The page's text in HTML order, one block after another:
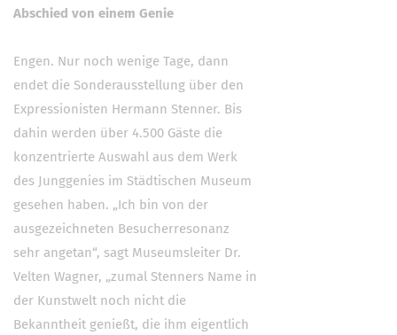
Abschied von einem Genie
Engen. Nur noch wenige Tage, dann
endet die Sonderausstellung über den
Expressionisten Hermann Stenner. Bis
dahin werden über 4.500 Gäste die
konzentrierte Auswahl aus dem Werk
des Junggenies im Städtischen Museum
gesehen haben. „Ich bin von der
ausgezeichneten Besucherresonanz
sehr angetan“, sagt Museumsleiter Dr.
Velten Wagner, „zumal Stenners Name in
der Kunstwelt noch nicht die
Bekanntheit genießt, die ihm eigentlich